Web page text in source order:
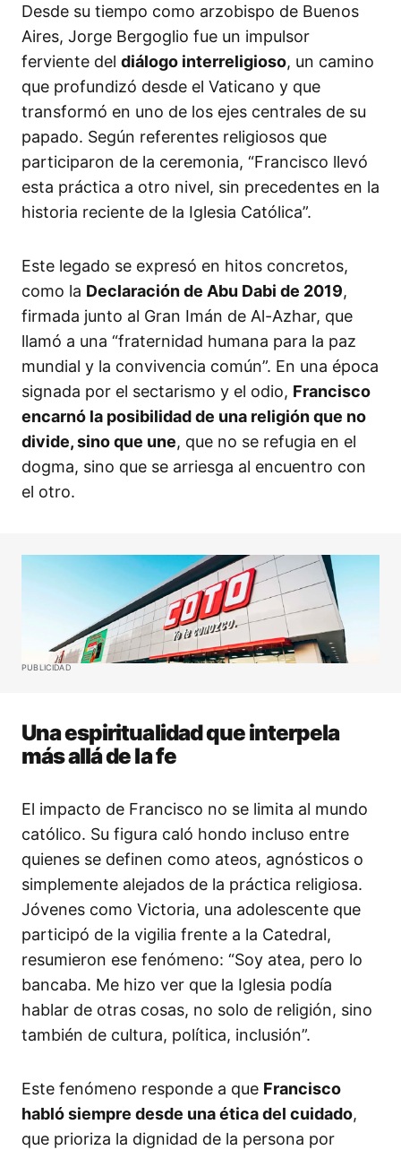
Desde su tiempo como arzobispo de Buenos
Aires, Jorge Bergoglio fue un impulsor
ferviente del diálogo interreligioso, un camino
que profundizó desde el Vaticano y que
transformó en uno de los ejes centrales de su
papado. Según referentes religiosos que
participaron de la ceremonia, “Francisco llevó
esta práctica a otro nivel, sin precedentes en la
historia reciente de la Iglesia Católica”.
Este legado se expresó en hitos concretos,
como la Declaración de Abu Dabi de 2019,
firmada junto al Gran Imán de Al-Azhar, que
llamó a una “fraternidad humana para la paz
mundial y la convivencia común”. En una época
signada por el sectarismo y el odio, Francisco
encarnó la posibilidad de una religión que no
divide, sino que une, que no se refugia en el
dogma, sino que se arriesga al encuentro con
el otro.
PUBLICIDAD
Una espiritualidad que interpela
más allá de la fe
El impacto de Francisco no se limita al mundo
católico. Su figura caló hondo incluso entre
quienes se definen como ateos, agnósticos o
simplemente alejados de la práctica religiosa.
Jóvenes como Victoria, una adolescente que
participó de la vigilia frente a la Catedral,
resumieron ese fenómeno: “Soy atea, pero lo
bancaba. Me hizo ver que la Iglesia podía
hablar de otras cosas, no solo de religión, sino
también de cultura, política, inclusión”.
Este fenómeno responde a que Francisco
habló siempre desde una ética del cuidado,
que prioriza la dignidad de la persona por